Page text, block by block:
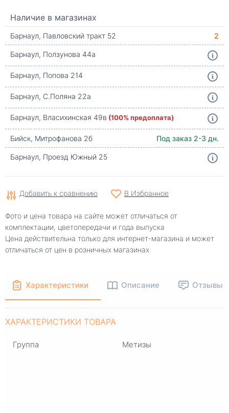
Наличие в магазинах
Барнаул, Павловский тракт 52
2
Барнаул, Ползунова 44а
Барнаул, Попова 214
Барнаул, С.Поляна 22а
Барнаул, Власихинская 49в (100% предоплата)
Бийск, Митрофанова 2б
Под заказ 2-3 дн.
Барнаул, Проезд Южный 25
Добавить к сравнению В Избранное
Фото и цена товара на сайте может отличаться от
комплектации, цветопередачи и года выпуска
Цена действительна только для интернет-магазина и может
отличаться от цен в розничных магазинах
Характеристики Описание Отзывы
ХАРАКТЕРИСТИКИ ТОВАРА
Группа Метизы